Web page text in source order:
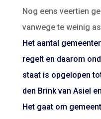
Nog eens veertien
vanwege te weinig
Het aantal
regelt en daarom
staat is opgelopen
den Brink van Asiel
Het gaat om